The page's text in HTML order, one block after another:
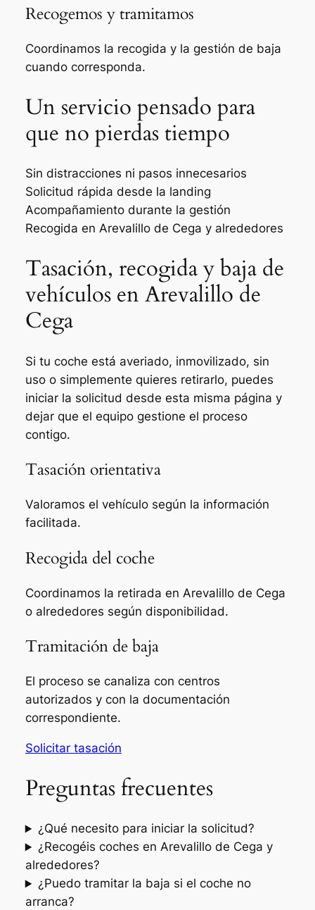
Recogemos y tramitamos
Coordinamos la recogida y la gestión de baja
cuando corresponda.
Un servicio pensado para
que no pierdas tiempo
Sin distracciones ni pasos innecesarios
Solicitud rápida desde la landing
Acompañamiento durante la gestión
Recogida en Arevalillo de Cega y alrededores
Tasación, recogida y baja de
vehículos en Arevalillo de
Cega
Si tu coche está averiado, inmovilizado, sin
uso o simplemente quieres retirarlo, puedes
iniciar la solicitud desde esta misma página y
dejar que el equipo gestione el proceso
contigo.
Tasación orientativa
Valoramos el vehículo según la información
facilitada.
Recogida del coche
Coordinamos la retirada en Arevalillo de Cega
o alrededores según disponibilidad.
Tramitación de baja
El proceso se canaliza con centros
autorizados y con la documentación
correspondiente.
Solicitar tasación
Preguntas frecuentes
¿Qué necesito para iniciar la solicitud?
¿Recogéis coches en Arevalillo de Cega y
alrededores?
¿Puedo tramitar la baja si el coche no
arranca?